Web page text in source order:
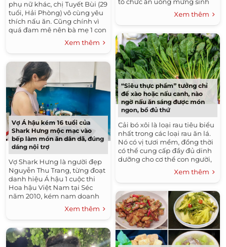
phụ nữ khác, chị Tuyết Bùi (29
tuổi, Hải Phòng) vô cùng yêu
thích nấu ăn. Cũng chính vì
quá đam mê nên bà mẹ 1 con
này đã quyết tâm theo đuổi,
biến bếp núc trở...
Xem thêm
Vợ Á hậu kém 16 tuổi của
Shark Hưng mộc mạc vào
bếp làm món ăn dân dã, đúng
dáng nội trợ
Vợ Shark Hưng là người đẹp
Nguyễn Thu Trang, từng đoạt
danh hiệu Á hậu 1 cuộc thi
Hoa hậu Việt Nam tại Séc
năm 2010, kém nam doanh
nhân 16 tuổi. Không chỉ xinh
đẹp, Á hậu Thu Trang còn
được khen...
Xem thêm
tổ chức ăn uống mừng sinh
nhật sớm tại nhà. Bà xã
Huỳnh Đông cho biết:...
Xem thêm
“Siêu thực phẩm” tưởng chỉ
để xào hoặc nấu canh, nào
ngờ nấu ăn sáng được món
ngon, bổ đủ thứ
Cải bó xôi là loại rau tiêu biểu
nhất trong các loại rau ăn lá.
Nó có vị tươi mềm, đồng thời
có thể cung cấp đầy đủ dinh
dưỡng cho cơ thể con người,
vì thế nó được mệnh danh là
Xem thêm